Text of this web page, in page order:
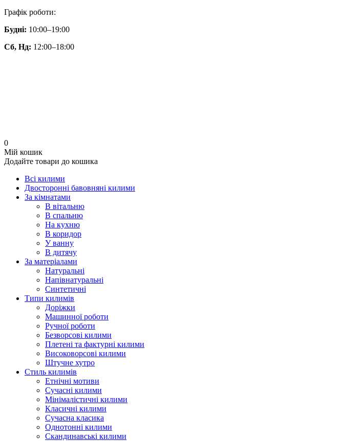
Графік роботи:
Будні: 10:00–19:00
Сб, Нд: 12:00–18:00
0
Мій кошик
Додайте товари до кошика
Всі килими
Двосторонні бавовняні килими
За кімнатами
В вітальню
В спальню
На кухню
В коридор
У ванну
В дитячу
За матеріалами
Натуральні
Напівнатуральні
Синтетичні
Типи килимів
Доріжки
Машинної роботи
Ручної роботи
Безворсові килими
Плетені та фактурні килими
Високоворсові килими
Штучне хутро
Стиль килимів
Етнічні мотиви
Сучасні килими
Мінімалістичні килими
Класичні килими
Сучасна класика
Однотонні килими
Скандинавські килими